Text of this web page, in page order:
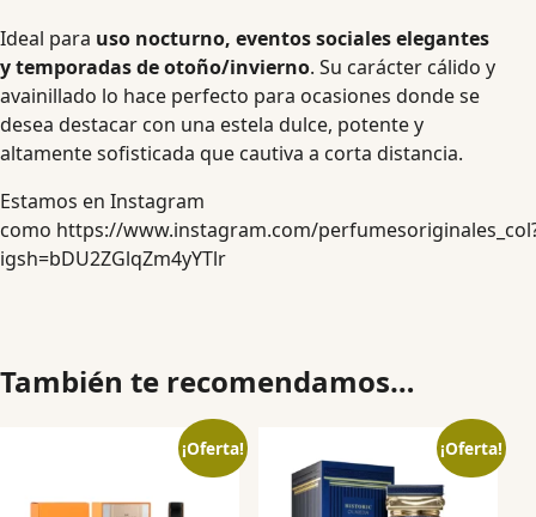
Ideal para uso nocturno, eventos sociales elegantes
y temporadas de otoño/invierno. Su carácter cálido y
avainillado lo hace perfecto para ocasiones donde se
desea destacar con una estela dulce, potente y
altamente sofisticada que cautiva a corta distancia.
Estamos en Instagram
como https://www.instagram.com/
igsh=bDU2ZGlqZm4yYTlr
También te recomendamos…
¡Oferta! ¡Oferta!